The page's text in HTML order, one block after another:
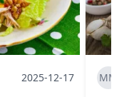
2025-12-17 ММ